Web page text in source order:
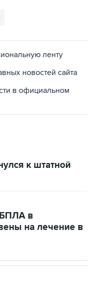
ленту
новостей сайта
в официальном
к штатной
в
на лечение в